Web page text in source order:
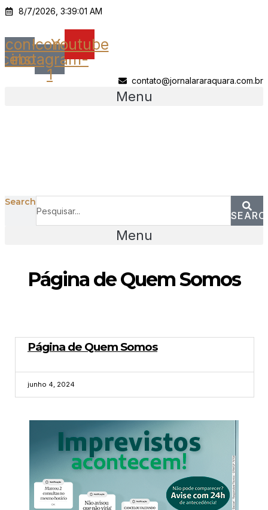
Ir
o
conteúdo
8/7/2026, 3:39:01 AM
Icon-Icon-
instagram-
1
Youtube
contato@jornalararaquara.com.br
Menu
Search
Menu
Página de Quem Somos
Página de Quem Somos
junho 4, 2024